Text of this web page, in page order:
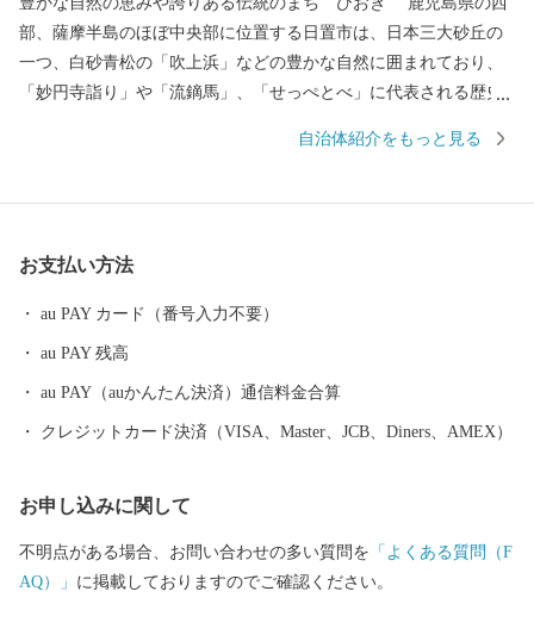
部、薩摩半島のほぼ中央部に位置する日置市は、日本三大砂丘の
一つ、白砂青松の「吹上浜」などの豊かな自然に囲まれており、
「妙円寺詣り」や「流鏑馬」、「せっぺとべ」に代表される歴史
「湯之元温泉郷」「吹上温泉郷」など、古の情緒と安らぎに満ち
自慢の特産品をお届けします！
自治体紹介をもっと見る
お支払い方法
au PAY カード（番号入力不要）
au PAY 残高
au PAY（auかんたん決済）通信料金合算
クレジットカード決済（VISA、Master、JCB、Diners、AMEX）
お申し込みに関して
不明点がある場合、お問い合わせの多い質問を 「よくある質問（F
AQ）」 に掲載しておりますのでご確認ください。